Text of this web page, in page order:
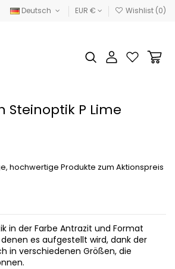
Deutsch EUR € Wishlist (0)
Steinoptik P Lime
hochwertige Produkte zum Aktionspreis
in der Farbe Antrazit und Format
es aufgestellt wird, dank der
in verschiedenen Größen, die